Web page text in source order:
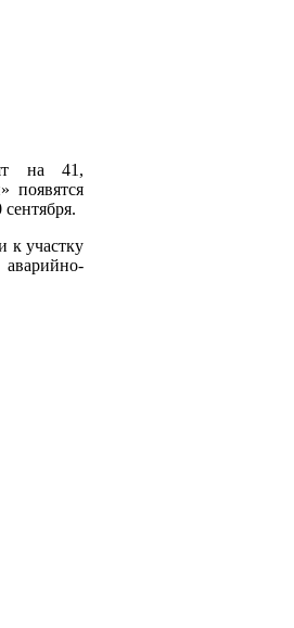
на 41,
появятся
к участку